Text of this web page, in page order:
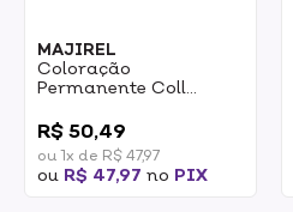
MAJIREL
Coloração
Permanente Coll
10.1 Loiro Claríssimo
Acinzentado 60g
R$ 50,49
ou 1x de R$ 47,97
ou R$ 47,97 no PIX